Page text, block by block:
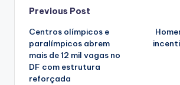
Post
navigation
Previous Post
Centros olímpicos e
paralímpicos abrem
mais de 12 mil vagas no
DF com estrutura
reforçada